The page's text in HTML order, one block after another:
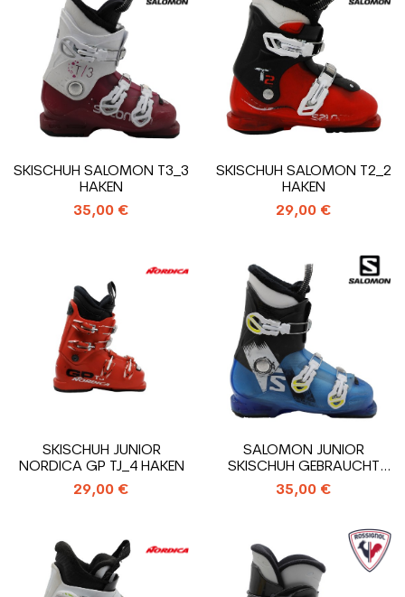
SKISCHUH SALOMON T3_3
HAKEN
35,00 €
SKISCHUH SALOMON T2_2
HAKEN
29,00 €
SKISCHUH JUNIOR
NORDICA GP TJ_4 HAKEN
29,00 €
SALOMON JUNIOR
SKISCHUH GEBRAUCHT
T3_3 HAKEN
35,00 €